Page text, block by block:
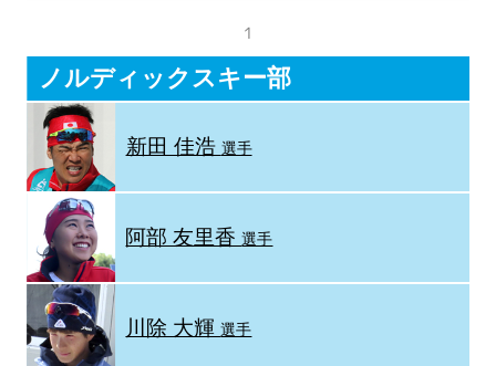
1
ノルディックスキー部
新田 佳浩 選手
阿部 友里香選手
川除 大輝選手